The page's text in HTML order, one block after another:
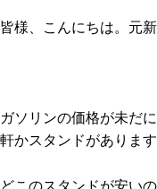
皆様、こんにちは。元
ガソリンの価格が未だ
軒かスタンドがありま